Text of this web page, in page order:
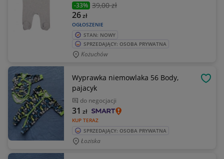
-33% 39,00 zł
OGŁOSZENIE
26zł
STAN: NOWY
SPRZEDAJĄCY: OSOBA PRYWATNA
Kożuchów
Wyprawka niemowlaka 56 Body,
pajacyk
do negocjacji
KUP TERAZ
31 zł
SPRZEDAJĄCY: OSOBA PRYWATNA
Łoziska